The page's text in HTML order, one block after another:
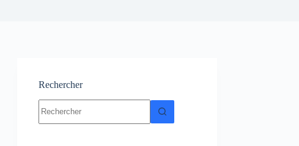
Rechercher
résultat